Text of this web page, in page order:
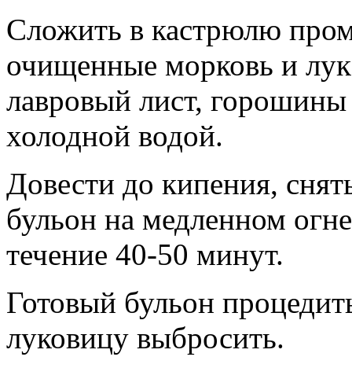
Сложить в кастрюлю
очищенные морковь и
лавровый лист, горошины
холодной водой.
Довести до кипения,
бульон на медленном
течение 40-50 минут.
Готовый бульон
луковицу выбросить.